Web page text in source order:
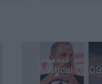
ΕΦΗΜΕΡΊΔΑ
Political